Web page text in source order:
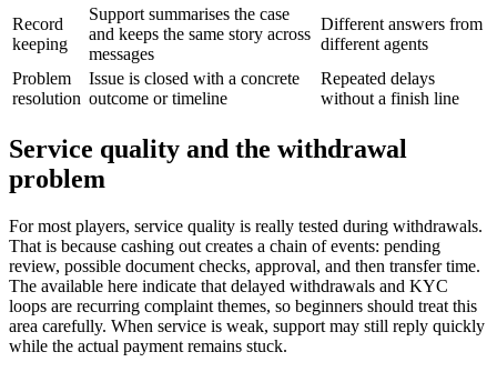
Record
keeping
Support summarises the case
and keeps the same story across
messages
Different answers from
different agents
Problem
resolution
Issue is closed with a concrete
outcome or timeline
Repeated delays
without a finish line
Service quality and the withdrawal
problem
For most players, service quality is really tested during withdrawals.
That is because cashing out creates a chain of events: pending
review, possible document checks, approval, and then transfer time.
The available here indicate that delayed withdrawals and KYC
loops are recurring complaint themes, so beginners should treat this
area carefully. When service is weak, support may still reply quickly
while the actual payment remains stuck.